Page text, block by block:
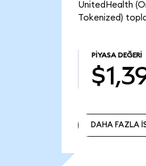
UnitedHealth
Tokenized)
PIYASA DEĞERI
DAHA FAZLA